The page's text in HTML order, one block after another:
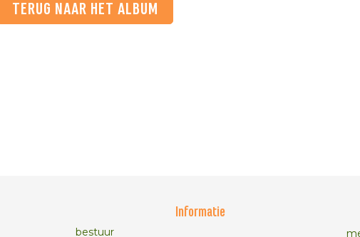
TERUG NAAR HET ALBUM
Informatie
bestuur